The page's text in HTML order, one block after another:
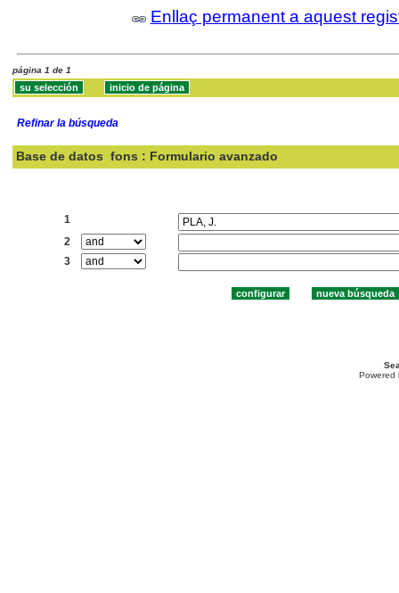
Enllaç permanent a aquest
página 1 de 1
Refinar la búsqueda
Base de datos fons : Formulario avanzado
1
2
3